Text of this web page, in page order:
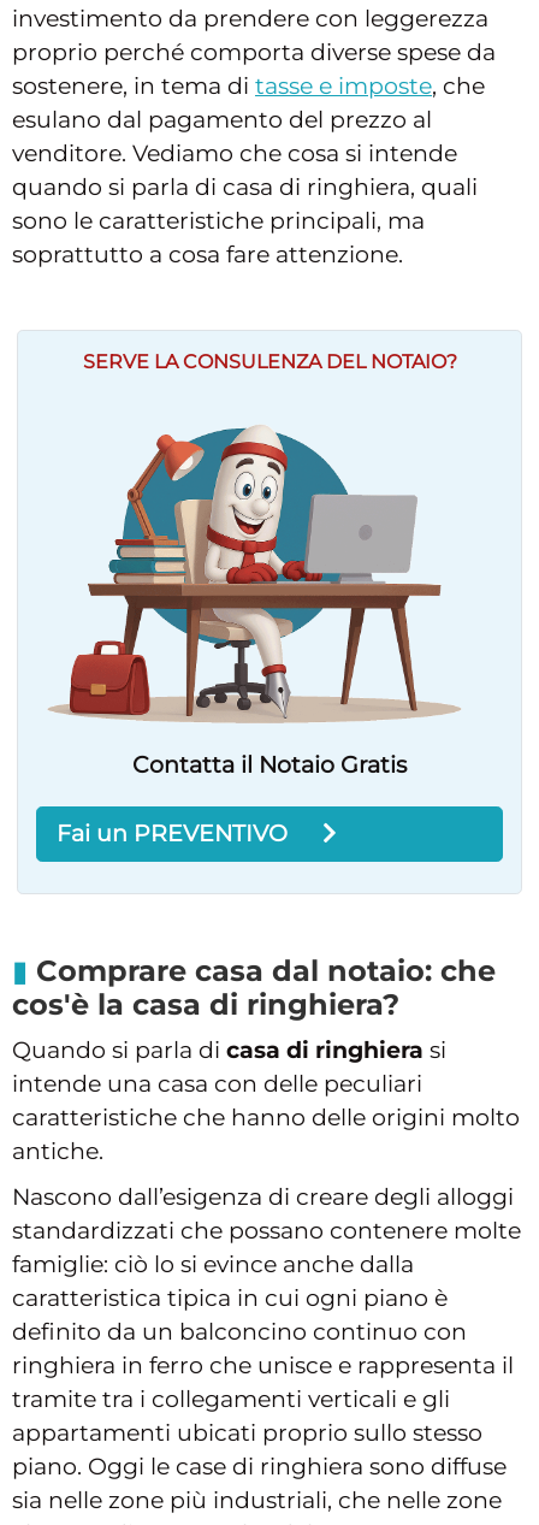
investimento da prendere con leggerezza
proprio perché comporta diverse spese da
sostenere, in tema di tasse e imposte, che
esulano dal pagamento del prezzo al
venditore. Vediamo che cosa si intende
quando si parla di casa di ringhiera, quali
sono le caratteristiche principali, ma
soprattutto a cosa fare attenzione.
SERVE LA CONSULENZA DEL NOTAIO?
Contatta il Notaio Gratis
Fai un PREVENTIVO
Comprare casa dal notaio: che
cos'è la casa di ringhiera?
Quando si parla di casa di ringhiera si
intende una casa con delle peculiari
caratteristiche che hanno delle origini molto
antiche.
Nascono dall’esigenza di creare degli alloggi
standardizzati che possano contenere molte
famiglie: ciò lo si evince anche dalla
caratteristica tipica in cui ogni piano è
definito da un balconcino continuo con
ringhiera in ferro che unisce e rappresenta il
tramite tra i collegamenti verticali e gli
appartamenti ubicati proprio sullo stesso
piano. Oggi le case di ringhiera sono diffuse
sia nelle zone più industriali, che nelle zone